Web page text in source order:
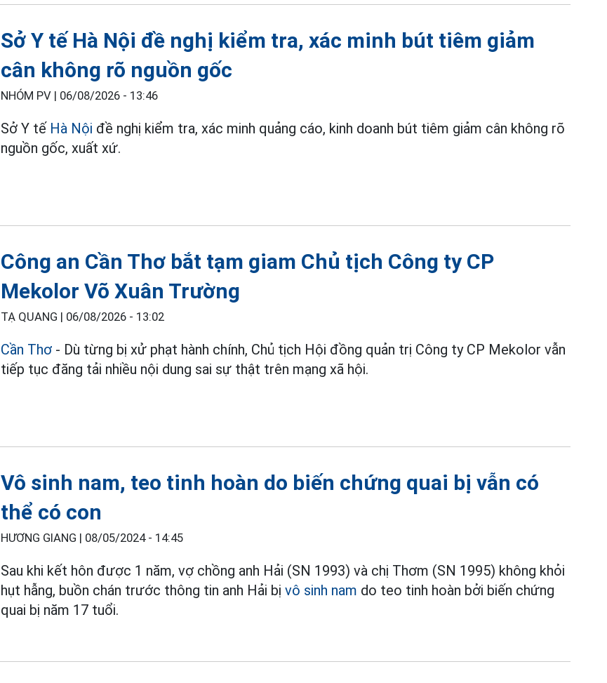
Sở Y tế Hà Nội đề nghị kiểm tra, xác minh bút tiêm giảm
cân không rõ nguồn gốc
NHÓM PV | 06/08/2026 - 13:46
Sở Y tế Hà Nội đề nghị kiểm tra, xác minh quảng cáo, kinh doanh bút tiêm giảm cân không rõ
nguồn gốc, xuất xứ.
Công an Cần Thơ bắt tạm giam Chủ tịch Công ty CP
Mekolor Võ Xuân Trường
TẠ QUANG | 06/08/2026 - 13:02
Cần Thơ - Dù từng bị xử phạt hành chính, Chủ tịch Hội đồng quản trị Công ty CP Mekolor vẫn
tiếp tục đăng tải nhiều nội dung sai sự thật trên mạng xã hội.
Vô sinh nam, teo tinh hoàn do biến chứng quai bị vẫn có
thể có con
HƯƠNG GIANG | 08/05/2024 - 14:45
Sau khi kết hôn được 1 năm, vợ chồng anh Hải (SN 1993) và chị Thơm (SN 1995) không khỏi
hụt hẫng, buồn chán trước thông tin anh Hải bịvô sinh nam do teo tinh hoàn bởi biến chứng
quai bị năm 17 tuổi.